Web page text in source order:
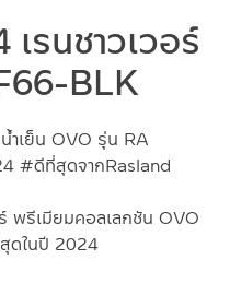
รนชาวเวอร์
BLK
ำเย็น OVO รุ่น RA
#ดีที่สุดจากRasland
พรีเมียมคอลเลกชัน OVO
ดในปี 2024